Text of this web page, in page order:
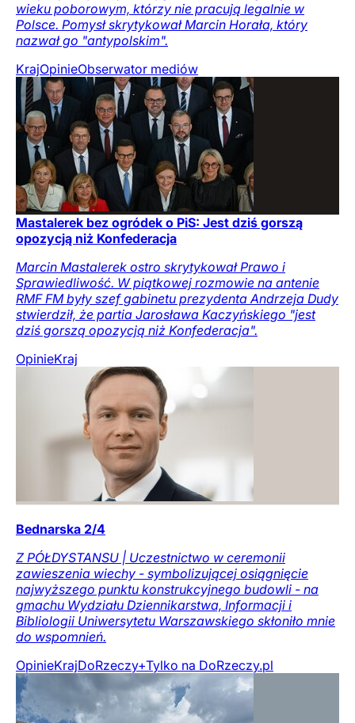
wieku poborowym, którzy nie pracują legalnie w
Polsce. Pomysł skrytykował Marcin Horała, który
nazwał go "antypolskim".
KrajOpinieObserwator mediów
Mastalerek bez ogródek o PiS: Jest dziś gorszą
opozycją niż Konfederacja
Marcin Mastalerek ostro skrytykował Prawo i
Sprawiedliwość. W piątkowej rozmowie na antenie
RMF FM były szef gabinetu prezydenta Andrzeja Dudy
stwierdził, że partia Jarosława Kaczyńskiego "jest
dziś gorszą opozycją niż Konfederacja".
OpinieKraj
Bednarska 2/4
Z PÓŁDYSTANSU | Uczestnictwo w ceremonii
zawieszenia wiechy - symbolizującej osiągnięcie
najwyższego punktu konstrukcyjnego budowli - na
gmachu Wydziału Dziennikarstwa, Informacji i
Bibliologii Uniwersytetu Warszawskiego skłoniło mnie
do wspomnień.
OpinieKrajDoRzeczy+Tylko na DoRzeczy.pl